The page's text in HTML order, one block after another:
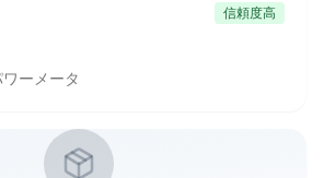
信頼度高
ーメータ